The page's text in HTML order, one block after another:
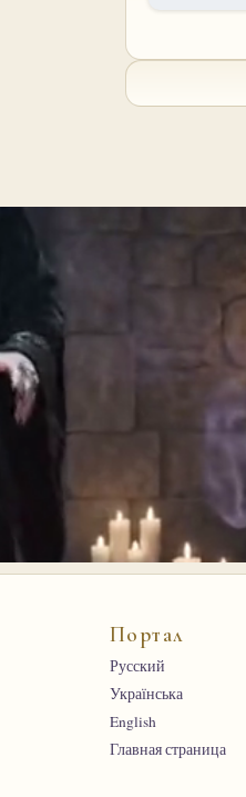
Портал
Русский
Українська
English
Главная страница